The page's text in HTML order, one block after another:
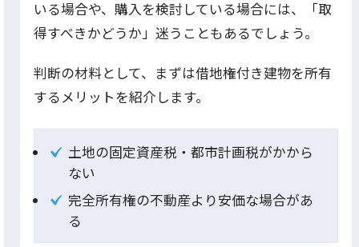
いる場合や、購入を検討している場合には、「取
得すべきかどうか」迷うこともあるでしょう。
判断の材料として、まずは借地権付き建物を所有
するメリットを紹介します。
土地の固定資産税・都市計画税がかから
ない
完全所有権の不動産より安価な場合があ
る